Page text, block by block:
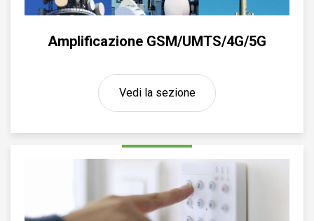
Amplificazione GSM/UMTS/4G/5G
Vedi la sezione